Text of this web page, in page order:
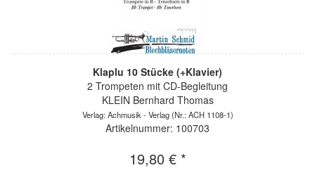
Klaplu 10 Stücke (+Klavier)
2 Trompeten mit CD-Begleitung
KLEIN Bernhard Thomas
Verlag: Achmusik - Verlag(Nr.: ACH 1108-1)
Artikelnummer: 100703
19,80 € *